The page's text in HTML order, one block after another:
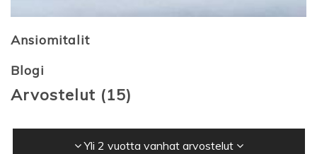
Ansiomitalit
Blogi
Arvostelut (15)
Yli 2 vuotta vanhat arvostelut